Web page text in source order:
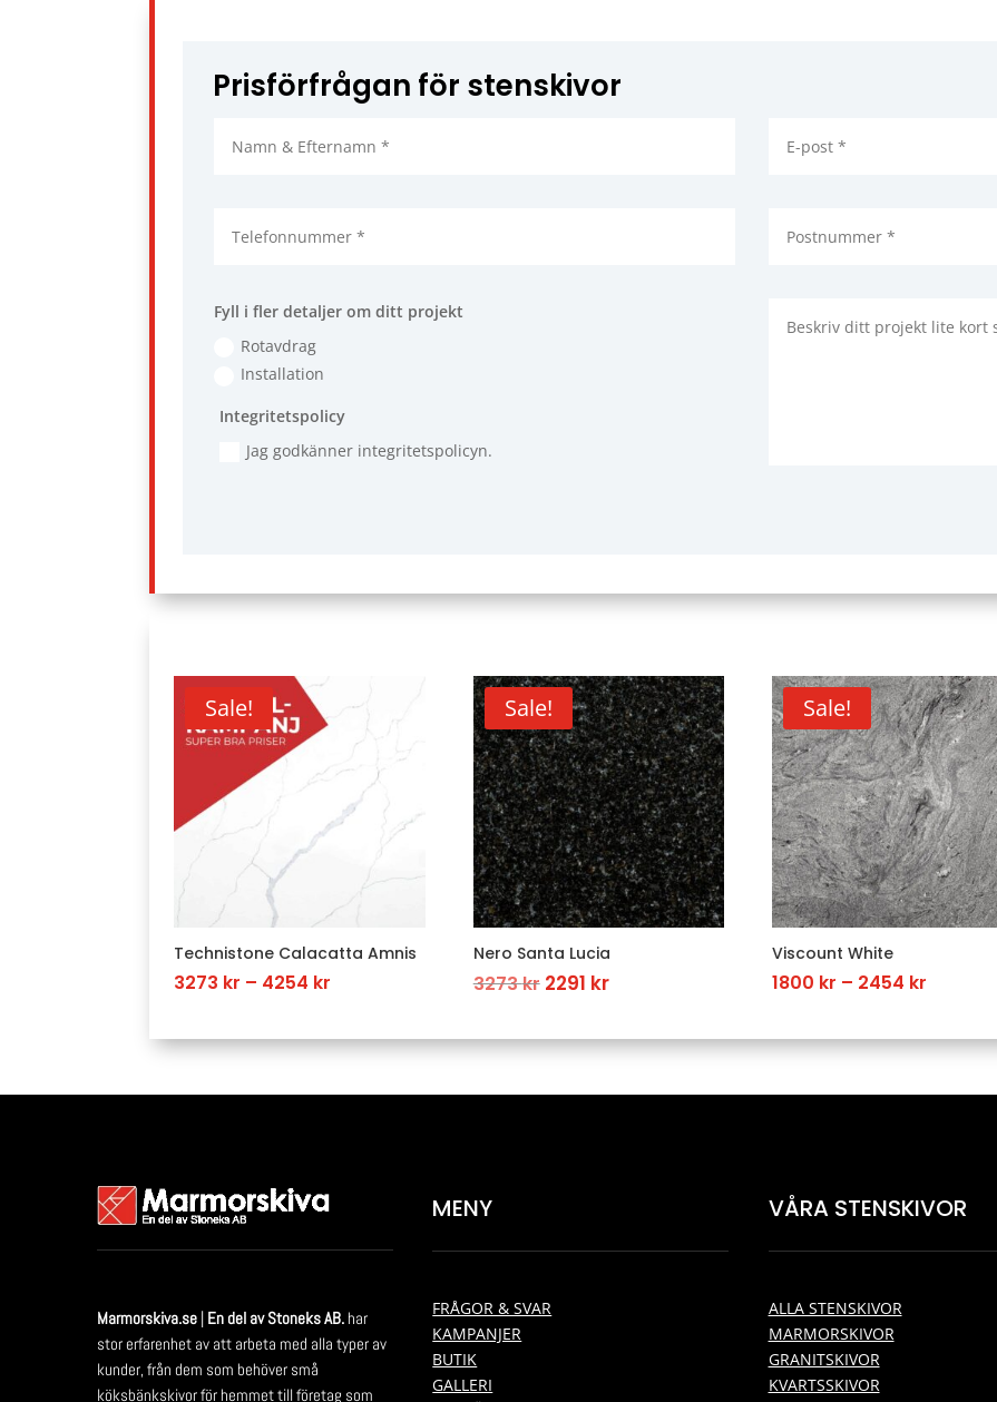
Prisförfrågan för stenskivor
Fyll i fler detaljer om ditt projekt
Rotavdrag
Installation
Integritetspolicy
Jag godkänner integritetspolicyn.
Sale!
Technistone Calacatta Amnis
3273 kr – 4254 krPrice
3273 kr
4254 kr
Sale!
Nero Santa Lucia
3273kr Original
was:
2291 krCurrent
is:
Sale!
Viscount White
1800 kr – 2454 kr
1800 kr
2454 kr
Marmorskiva.se | En del av Stoneks AB.har
stor erfarenhet av att arbeta med alla typer av
kunder, från dem som behöver små
köksbänkskivor för hemmet till företag som
MENY
FRÅGOR & SVAR
KAMPANJER
BUTIK
GALLERI
VÅRA STENSKIVOR
ALLA STENSKIVOR
MARMORSKIVOR
GRANITSKIVOR
KVARTSSKIVOR